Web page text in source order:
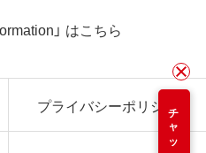
チャット
」 はこちら
プライバシーポリシー